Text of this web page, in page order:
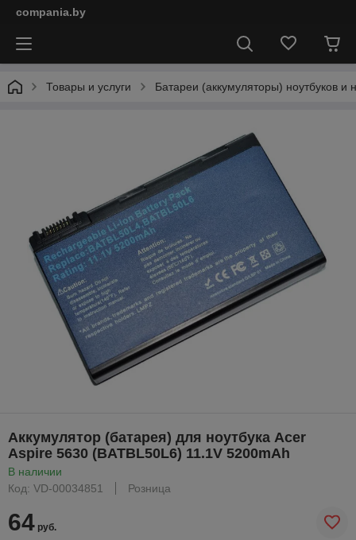
compania.by
Товары и услуги Батареи (аккумуляторы) ноутбуков и
Аккумулятор (батарея) для ноутбука Acer
Aspire 5630 (BATBL50L6) 11.1V 5200mAh
В наличии
Код: VD-00034851
Розница
64 руб.